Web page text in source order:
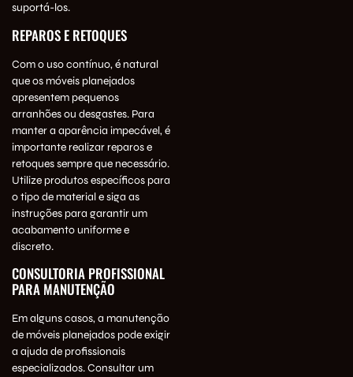
suportá-los.
REPAROS E RETOQUES
Com o uso contínuo, é natural
que os móveis planejados
apresentem pequenos
arranhões ou desgastes. Para
manter a aparência impecável, é
importante realizar reparos e
retoques sempre que necessário.
Utilize produtos específicos para
o tipo de material e siga as
instruções para garantir um
acabamento uniforme e
discreto.
CONSULTORIA PROFISSIONAL
PARA MANUTENÇÃO
Em alguns casos, a manutenção
de móveis planejados pode exigir
a ajuda de profissionais
especializados. Consultar um